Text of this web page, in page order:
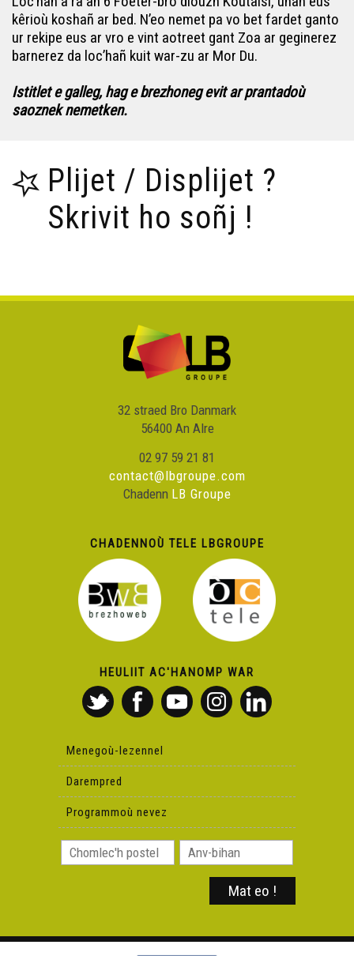
kêrioù koshañ ar bed. N’eo nemet pa vo bet fardet ganto
ur rekipe eus ar vro e vint aotreet gant Zoa ar geginerez
barnerez da loc’hañ kuit war-zu ar Mor Du.
Istitlet e galleg, hag e brezhoneg evit ar prantadoù
saoznek nemetken.
Plijet / Displijet ?
Skrivit ho soñj !
32 straed Bro Danmark
56400 An Alre
02 97 59 21 81
contact@lbgroupe.com
Chadenn LB Groupe
CHADENNOÙ TELE LBGROUPE
HEULIIT AC'HANOMP WAR
Menegoù-lezennel
Darempred
Programmoù nevez